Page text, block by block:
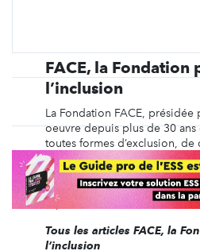
FACE, la Fondation
l’inclusion
La Fondation FACE, présidée
oeuvre depuis plus de 30 ans
toutes formes d’exclusion,
pauvreté, en mobilisant
entreprises et de leurs
locaux et 35 fondations
répartis ...
Tous les articles FACE, la
l’inclusion